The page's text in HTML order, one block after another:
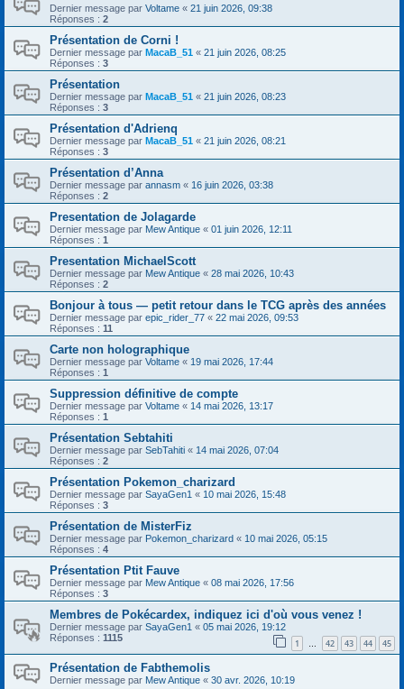
Dernier message par Voltame « 21 juin 2026, 09:38
Réponses : 2
Présentation de Corni !
Dernier message par MacaB_51 « 21 juin 2026, 08:25
Réponses : 3
Présentation
Dernier message par MacaB_51 « 21 juin 2026, 08:23
Réponses : 3
Présentation d'Adrienq
Dernier message par MacaB_51 « 21 juin 2026, 08:21
Réponses : 3
Présentation d’Anna
Dernier message par annasm « 16 juin 2026, 03:38
Réponses : 2
Presentation de Jolagarde
Dernier message par Mew Antique « 01 juin 2026, 12:11
Réponses : 1
Presentation MichaelScott
Dernier message par Mew Antique « 28 mai 2026, 10:43
Réponses : 2
Bonjour à tous — petit retour dans le TCG après des années
Dernier message par epic_rider_77 « 22 mai 2026, 09:53
Réponses : 11
Carte non holographique
Dernier message par Voltame « 19 mai 2026, 17:44
Réponses : 1
Suppression définitive de compte
Dernier message par Voltame « 14 mai 2026, 13:17
Réponses : 1
Présentation Sebtahiti
Dernier message par SebTahiti « 14 mai 2026, 07:04
Réponses : 2
Présentation Pokemon_charizard
Dernier message par SayaGen1 « 10 mai 2026, 15:48
Réponses : 3
Présentation de MisterFiz
Dernier message par Pokemon_charizard « 10 mai 2026, 05:15
Réponses : 4
Présentation Ptit Fauve
Dernier message par Mew Antique « 08 mai 2026, 17:56
Réponses : 3
Membres de Pokécardex, indiquez ici d'où vous venez !
Dernier message par SayaGen1 « 05 mai 2026, 19:12
Réponses : 1115 1 … 42 43 44 45
Présentation de Fabthemolis
Dernier message par Mew Antique « 30 avr. 2026, 10:19